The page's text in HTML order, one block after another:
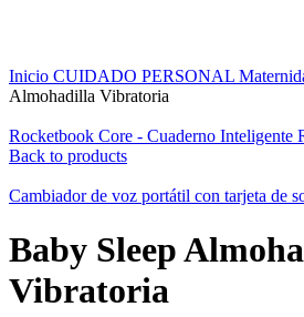
Inicio CUIDADO PERSONAL
Almohadilla Vibratoria
Rocketbook Core - Cuaderno Inteligente
Back to products
Cambiador de voz portátil con tarjeta de
Baby Sleep
Vibratoria